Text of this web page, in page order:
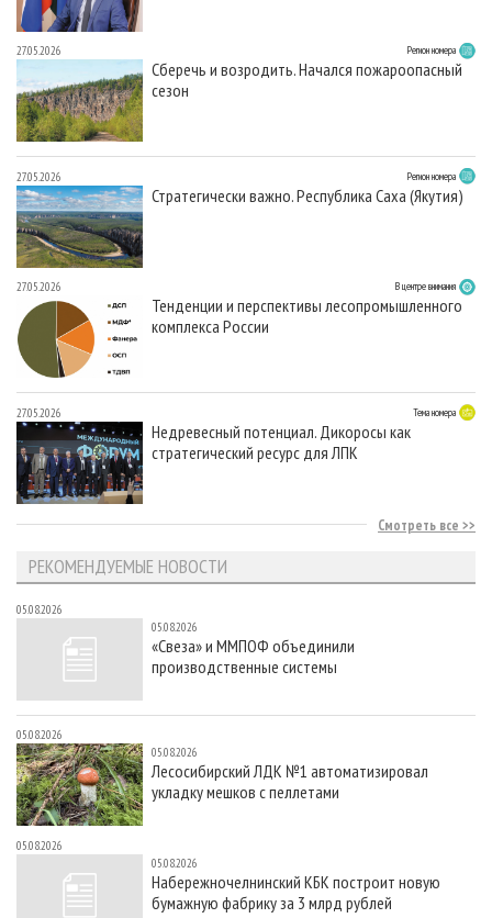
27.05.2026 Регион номера
Сберечь и возродить. Начался пожароопасный
сезон
27.05.2026 Регион номера
Стратегически важно. Республика Саха (Якутия)
27.05.2026 В центре внимания
Тенденции и перспективы лесопромышленного
комплекса России
27.05.2026 Тема номера
Недревесный потенциал. Дикоросы как
стратегический ресурс для ЛПК
Смотреть все
РЕКОМЕНДУЕМЫЕ НОВОСТИ
05.08.2026
05.08.2026
«Свеза» и ММПОФ объединили
производственные системы
05.08.2026
05.08.2026
Лесосибирский ЛДК №1 автоматизировал
укладку мешков с пеллетами
05.08.2026
05.08.2026
Набережночелнинский КБК построит новую
бумажную фабрику за 3 млрд рублей